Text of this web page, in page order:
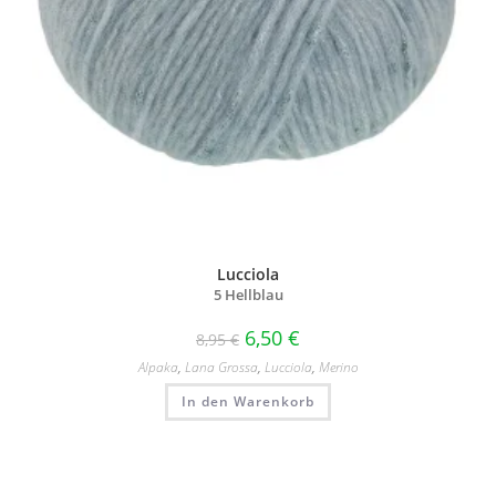
Lucciola
5 Hellblau
8,95€ 6,50 €
Alpaka, Lana Grossa, Lucciola, Merino
In den Warenkorb